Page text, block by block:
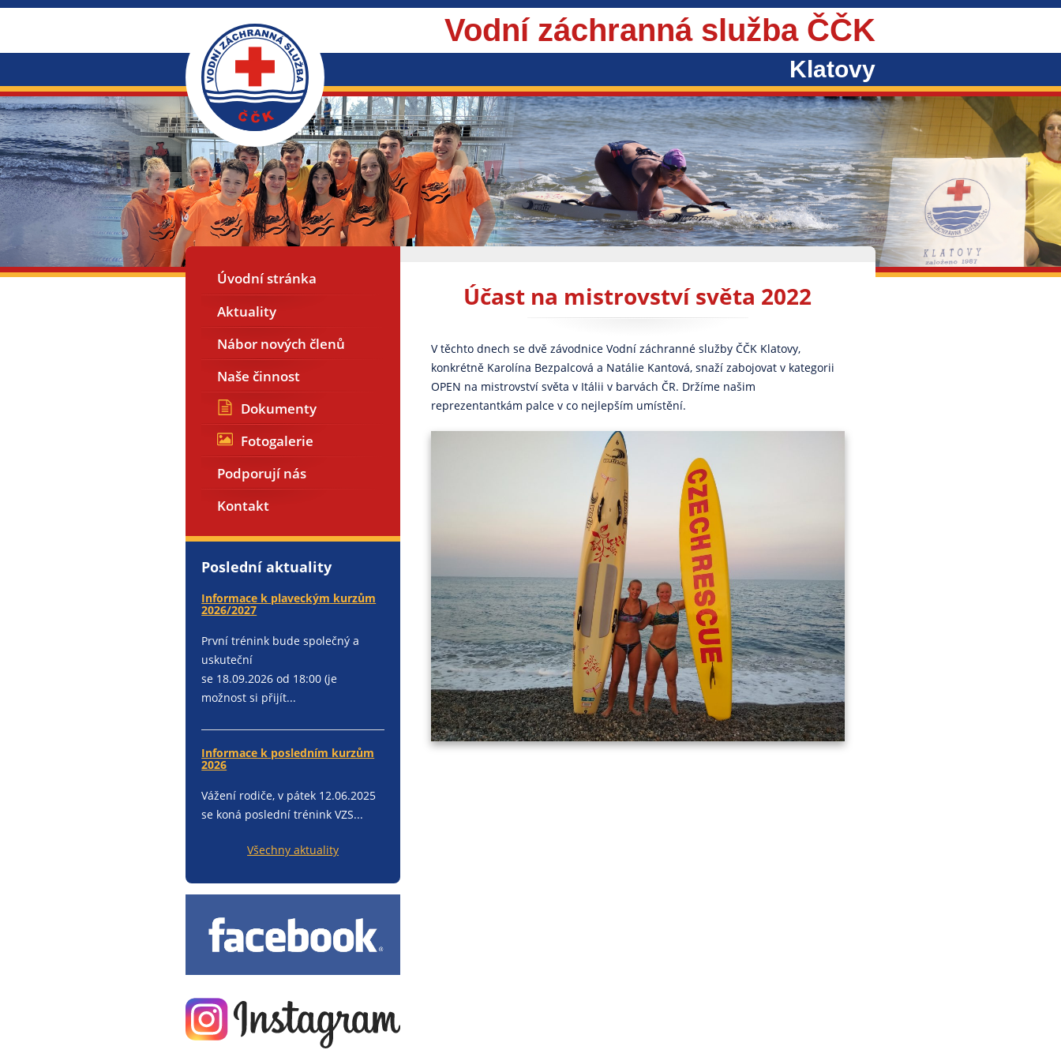
Vodní záchranná služba ČČK
Klatovy
Účast na mistrovství světa 2022
V těchto dnech se dvě závodnice Vodní záchranné služby ČČK Klatovy,
konkrétně Karolína Bezpalcová a Natálie Kantová, snaží zabojovat v kategorii
OPEN na mistrovství světa v Itálii v barvách ČR. Držíme našim
reprezentantkám palce v co nejlepším umístění.
Úvodní stránka
Aktuality
Nábor nových členů
Naše činnost
Dokumenty
Fotogalerie
Podporují nás
Kontakt
Poslední aktuality
Informace k plaveckým kurzům
2026/2027
První trénink bude společný a
uskuteční
se 18.09.2026 od 18:00 (je
možnost si přijít...
Informace k posledním kurzům
2026
Vážení rodiče, v pátek 12.06.2025
se koná poslední trénink VZS...
Všechny aktuality